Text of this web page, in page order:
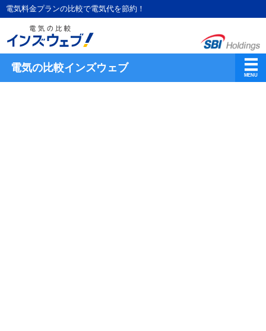
電気料金プランの比較で電気代を節約！
電気の比較インズウェブ